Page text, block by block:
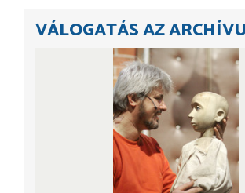
VÁLOGATÁS AZ